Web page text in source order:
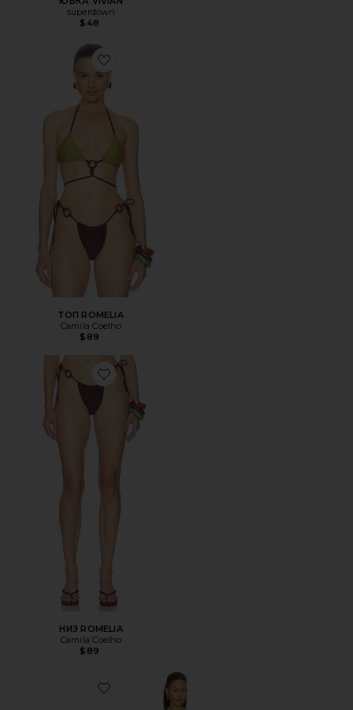
superdown
$48
Favorite ТОП ROMELIA
ТОП ROMELIA
Camila Coelho
$89
Favorite НИЗ ROMELIA
НИЗ ROMELIA
Camila Coelho
$89
Favorite ПЛАТЬЕ RADHIKA